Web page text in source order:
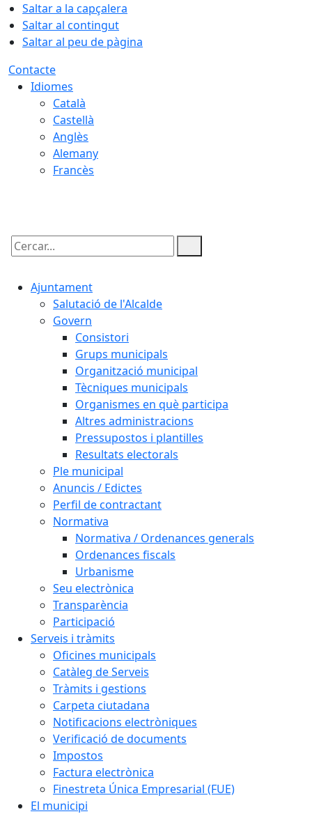
Saltar a la capçalera
Saltar al contingut
Saltar al peu de pàgina
Contacte
Idiomes
Català
Castellà
Anglès
Alemany
Francès
Cercar:
Ajuntament
Salutació de l'Alcalde
Govern
Consistori
Grups municipals
Organització municipal
Tècniques municipals
Organismes en què participa
Altres administracions
Pressupostos i plantilles
Resultats electorals
Ple municipal
Anuncis / Edictes
Perfil de contractant
Normativa
Normativa / Ordenances generals
Ordenances fiscals
Urbanisme
Seu electrònica
Transparència
Participació
Serveis i tràmits
Oficines municipals
Catàleg de Serveis
Tràmits i gestions
Carpeta ciutadana
Notificacions electròniques
Verificació de documents
Impostos
Factura electrònica
Finestreta Única Empresarial (FUE)
El municipi